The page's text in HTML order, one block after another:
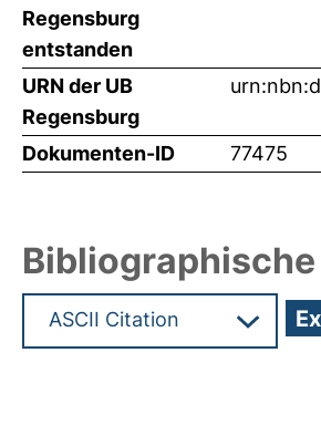
Regensburg
entstanden
URN der UB
Regensburg
Dokumenten-ID 77475